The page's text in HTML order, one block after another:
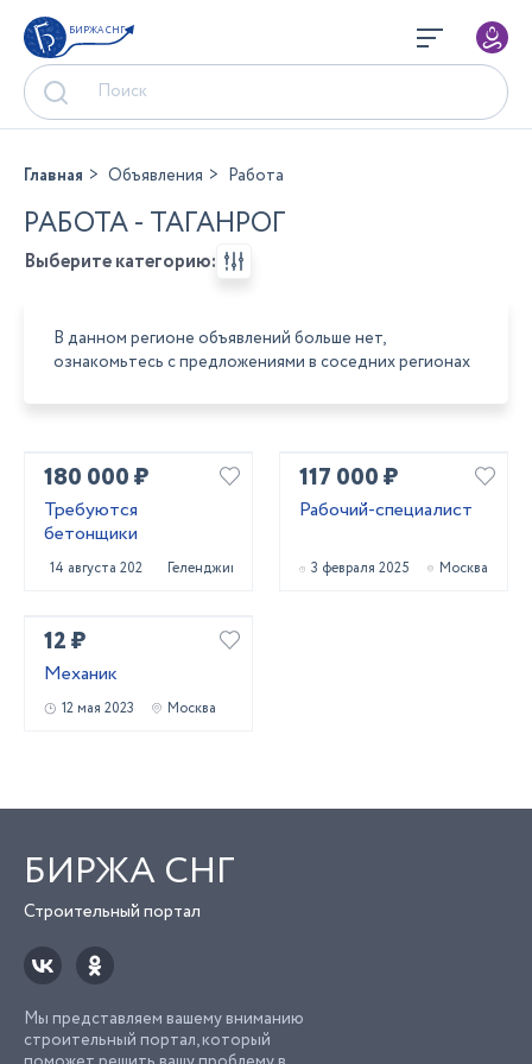
БИРЖА СНГ
Главная Объявления Работа
РАБОТА - ТАГАНРОГ
Выберите категорию:
В данном регионе объявлений больше нет,
ознакомьтесь с предложениями в соседних регионах
180 000 ₽
Требуются
бетонщики
14 августа 2025 Геленджик
117 000 ₽
Рабочий-специалист
3 февраля 2025 Москва
12 ₽
Механик
12 мая 2023 Москва
БИРЖА СНГ
Строительный портал
Мы представляем вашему вниманию
строительный портал, который